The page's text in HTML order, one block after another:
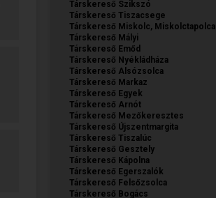
Társkereső Szikszó
Társkereső Tiszacsege
Társkereső Miskolc, Miskolctapolca
Társkereső Mályi
Társkereső Emőd
Társkereső Nyékládháza
Társkereső Alsózsolca
Társkereső Markaz
Társkereső Egyek
Társkereső Arnót
Társkereső Mezőkeresztes
Társkereső Újszentmargita
Társkereső Tiszalúc
Társkereső Gesztely
Társkereső Kápolna
Társkereső Egerszalók
Társkereső Felsőzsolca
Társkereső Bogács